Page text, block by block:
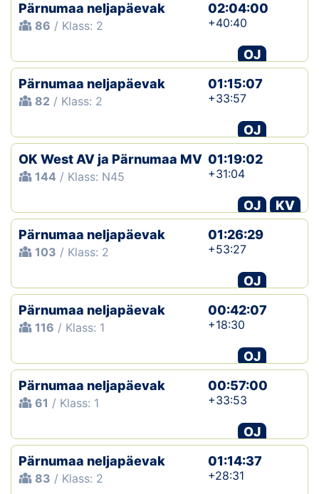
Pärnumaa neljapäevak
86 / Klass: 2
02:04:00
+40:40
OJ
Pärnumaa neljapäevak
82 / Klass: 2
01:15:07
+33:57
OJ
OK West AV ja Pärnumaa MV
144 / Klass: N45
01:19:02
+31:04
OJ
KV
Pärnumaa neljapäevak
103 / Klass: 2
01:26:29
+53:27
OJ
Pärnumaa neljapäevak
116 / Klass: 1
00:42:07
+18:30
OJ
Pärnumaa neljapäevak
61 / Klass: 1
00:57:00
+33:53
OJ
Pärnumaa neljapäevak
83 / Klass: 2
01:14:37
+28:31